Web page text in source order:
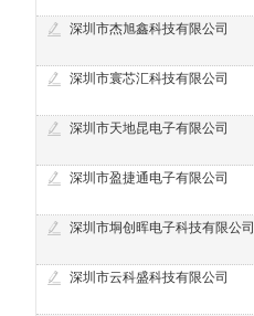
深圳市杰旭鑫科技有限公司
深圳市寰芯汇科技有限公司
深圳市天地昆电子有限公司
深圳市盈捷通电子有限公司
深圳市垌创晖电子科技有限公司
深圳市云科盛科技有限公司